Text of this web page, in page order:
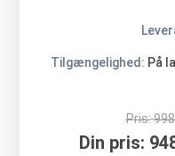
Tilgængelighed: På
Pris:
Din pris: